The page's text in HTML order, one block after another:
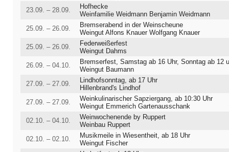
23.09. – 28.09.
Hofhecke
Weinfamilie Weidmann Benjamin Weidmann
25.09. – 26.09.
Bremserabend in der Weinscheune
Weingut Alfons Knauer Wolfgang Knauer
25.09. – 26.09.
Federweißerfest
Weingut Dahms
26.09. – 04.10.
Bremserfest, Samstag ab 16 Uhr, Sonntag ab 12
Weingut Baumann
27.09. – 27.09.
Lindhofsonntag, ab 17 Uhr
Hillenbrand's Lindhof
27.09. – 27.09.
Weinkulinarischer Sapziergang, ab 10:30 Uhr
Weingut Emmerich Gartenausschank
02.10. – 04.10.
Weinwochenende by Ruppert
Weinbau Ruppert
02.10. – 02.10.
Musikmeile in Wiesentheit, ab 18 Uhr
Weingut Fischer